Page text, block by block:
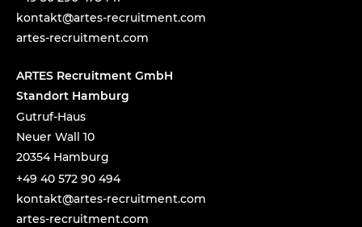
moc.t
nemti
urcer
-setr
a@tka
tnok
artes-recruitment.com
ARTES Recruitment GmbH
Standort Hamburg
Gutruf-Haus
Neuer Wall 10
20354 Hamburg
+49 40 572 90 494
moc.t
nemti
urcer
-setr
a@tka
tnok
artes-recruitment.com